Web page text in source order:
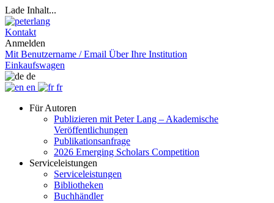
Lade Inhalt...
Kontakt
Anmelden
Mit Benutzername / Email Über Ihre Institution
Einkaufswagen
de
en
fr
Für Autoren
Publizieren mit Peter Lang – Akademische
Veröffentlichungen
Publikationsanfrage
2026 Emerging Scholars Competition
Serviceleistungen
Serviceleistungen
Bibliotheken
Buchhändler